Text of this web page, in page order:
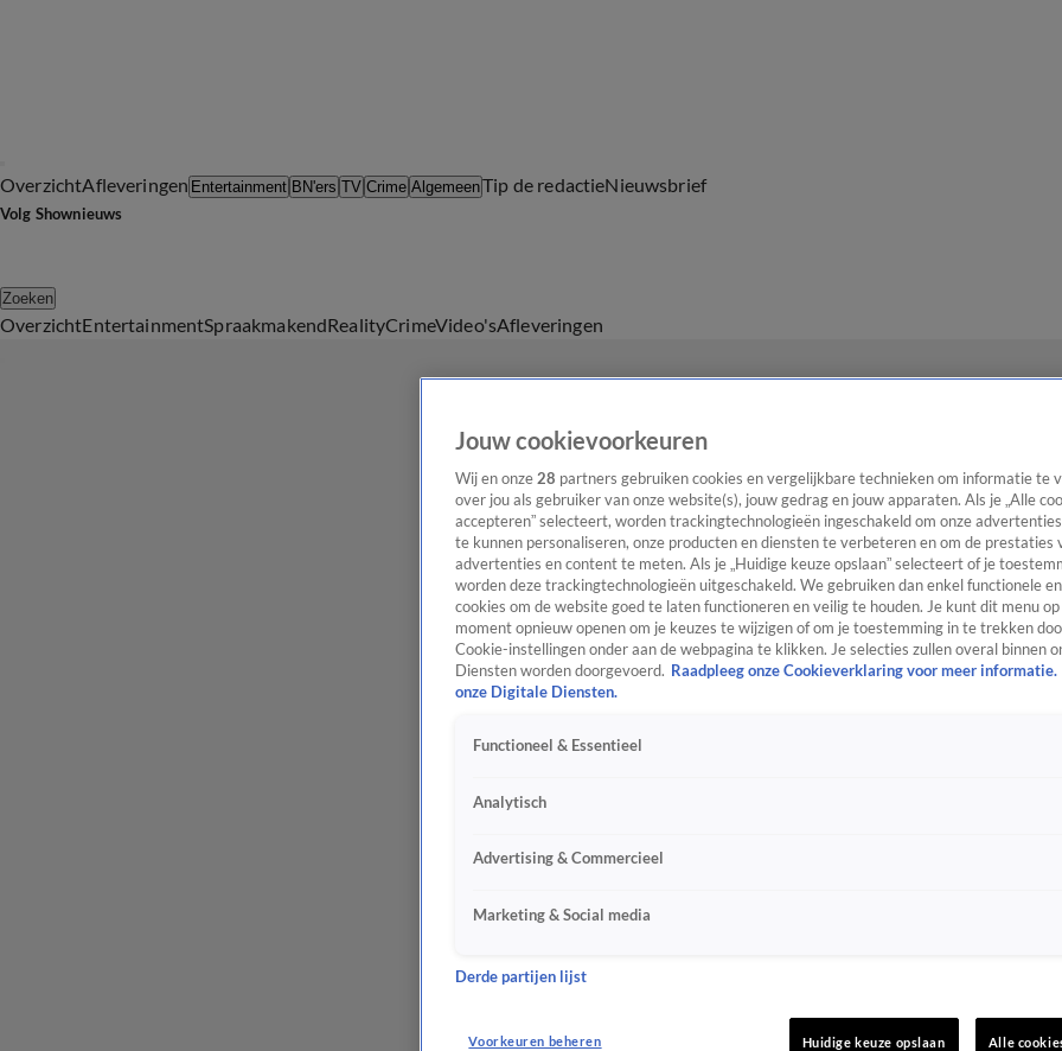
OverzichtAfleveringen Entertainment BN'ers TV Crime AlgemeenTip de redactieNieuwsbrief
Volg Shownieuws
Zoeken
OverzichtEntertainmentSpraakmakendRealityCrimeVideo'sAfleveringen
Jouw cookievoorkeuren
Wij en onze 28 partners gebruiken cookies en vergelijkbare technieken om informatie te
over jou als gebruiker van onze website(s), jouw gedrag en jouw apparaten. Als je „Alle
accepteren” selecteert, worden trackingtechnologieën ingeschakeld om onze
te kunnen personaliseren, onze producten en diensten te verbeteren en om de prestaties
advertenties en content te meten. Als je „Huidige keuze opslaan” selecteert of je
worden deze trackingtechnologieën uitgeschakeld. We gebruiken dan enkel functionele
cookies om de website goed te laten functioneren en veilig te houden. Je kunt dit menu
moment opnieuw openen om je keuzes te wijzigen of om je toestemming in te trekken
Cookie-instellingen onder aan de webpagina te klikken. Je selecties zullen overal binnen
Diensten worden doorgevoerd. Raadpleeg onze Cookieverklaring voor meer informatie.
onze Digitale Diensten.
Functioneel & Essentieel
Analytisch
Advertising & Commercieel
Marketing & Social media
Derde partijen lijst
Voorkeuren beheren Huidige keuze opslaan Alle